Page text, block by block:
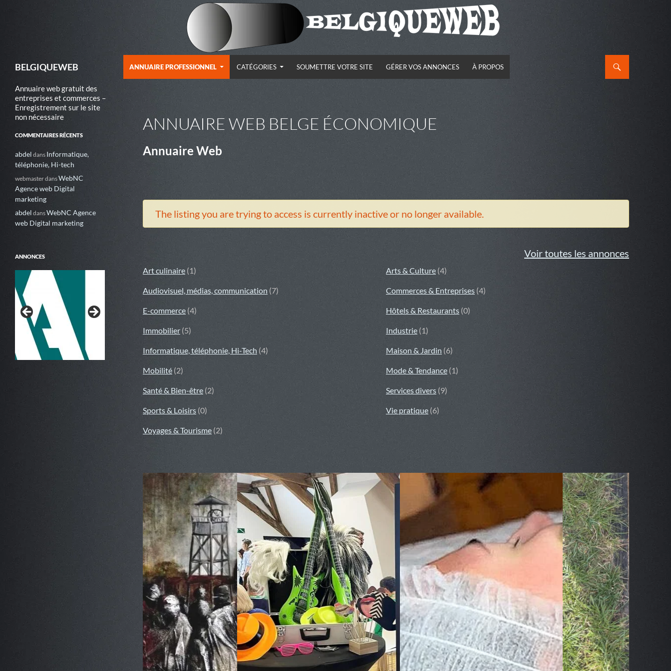
BELGIQUEWEB
ANNUAIRE PROFESSIONNEL
CATÉGORIES SOUMETTRE VOTRE SITE GÉRER VOS ANNONCES À PROPOS
ANNUAIRE WEB BELGE ÉCONOMIQUE
Annuaire Web
The listing you are trying to access is currently inactive or no longer available.
Voir toutes les annonces
Art culinaire (1) Arts & Culture (4)
Audiovisuel, médias, communication (7) Commerces & Entreprises (4)
E-commerce (4) Hôtels & Restaurants (0)
Immobilier (5) Industrie (1)
Informatique, téléphonie, Hi-Tech (4) Maison & Jardin (6)
Mobilité (2) Mode & Tendance (1)
Santé & Bien-être (2) Services divers (9)
Sports & Loisirs (0) Vie pratique (6)
Voyages & Tourisme (2)
Annuaire web gratuit des
entreprises et commerces –
Enregistrement sur le site
non nécessaire
COMMENTAIRES RÉCENTS
abdel dans Informatique,
téléphonie, Hi-tech
webmasterdansWebNC
Agence web Digital
marketing
abdel dansWebNC Agence
web Digital marketing
ANNONCES
Au Rythme de la Nage